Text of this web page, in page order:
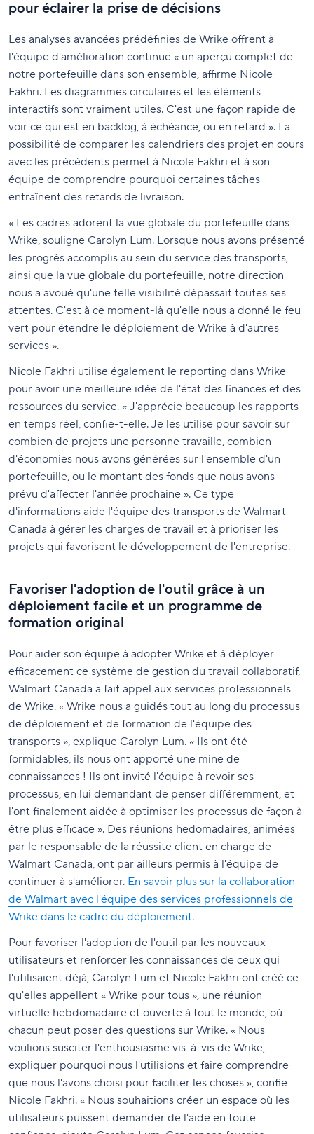
pour éclairer la prise de décisions
Les analyses avancées prédéfinies de Wrike offrent à
l'équipe d'amélioration continue « un aperçu complet de
notre portefeuille dans son ensemble, affirme Nicole
Fakhri. Les diagrammes circulaires et les éléments
interactifs sont vraiment utiles. C'est une façon rapide de
voir ce qui est en backlog, à échéance, ou en retard ». La
possibilité de comparer les calendriers des projet en cours
avec les précédents permet à Nicole Fakhri et à son
équipe de comprendre pourquoi certaines tâches
entraînent des retards de livraison.
« Les cadres adorent la vue globale du portefeuille dans
Wrike, souligne Carolyn Lum. Lorsque nous avons présenté
les progrès accomplis au sein du service des transports,
ainsi que la vue globale du portefeuille, notre direction
nous a avoué qu'une telle visibilité dépassait toutes ses
attentes. C'est à ce moment-là qu'elle nous a donné le feu
vert pour étendre le déploiement de Wrike à d'autres
services ».
Nicole Fakhri utilise également le reporting dans Wrike
pour avoir une meilleure idée de l'état des finances et des
ressources du service. « J'apprécie beaucoup les rapports
en temps réel, confie-t-elle. Je les utilise pour savoir sur
combien de projets une personne travaille, combien
d'économies nous avons générées sur l'ensemble d'un
portefeuille, ou le montant des fonds que nous avons
prévu d'affecter l'année prochaine ». Ce type
d'informations aide l'équipe des transports de Walmart
Canada à gérer les charges de travail et à prioriser les
projets qui favorisent le développement de l'entreprise.
Favoriser l'adoption de l'outil grâce à un
déploiement facile et un programme de
formation original
Pour aider son équipe à adopter Wrike et à déployer
efficacement ce système de gestion du travail collaboratif,
Walmart Canada a fait appel aux services professionnels
de Wrike. « Wrike nous a guidés tout au long du processus
de déploiement et de formation de l'équipe des
transports », explique Carolyn Lum. « Ils ont été
formidables, ils nous ont apporté une mine de
connaissances ! Ils ont invité l'équipe à revoir ses
processus, en lui demandant de penser différemment, et
l'ont finalement aidée à optimiser les processus de façon à
être plus efficace ». Des réunions hedomadaires, animées
par le responsable de la réussite client en charge de
Walmart Canada, ont par ailleurs permis à l'équipe de
continuer à s'améliorer. En savoir plus sur la collaboration
de Walmart avec l'équipe des services professionnels de
Wrike dans le cadre du déploiement.
Pour favoriser l'adoption de l'outil par les nouveaux
utilisateurs et renforcer les connaissances de ceux qui
l'utilisaient déjà, Carolyn Lum et Nicole Fakhri ont créé ce
qu'elles appellent « Wrike pour tous », une réunion
virtuelle hebdomadaire et ouverte à tout le monde, où
chacun peut poser des questions sur Wrike. « Nous
voulions susciter l'enthousiasme vis-à-vis de Wrike,
expliquer pourquoi nous l'utilisions et faire comprendre
que nous l'avons choisi pour faciliter les choses », confie
Nicole Fakhri. « Nous souhaitions créer un espace où les
utilisateurs puissent demander de l'aide en toute